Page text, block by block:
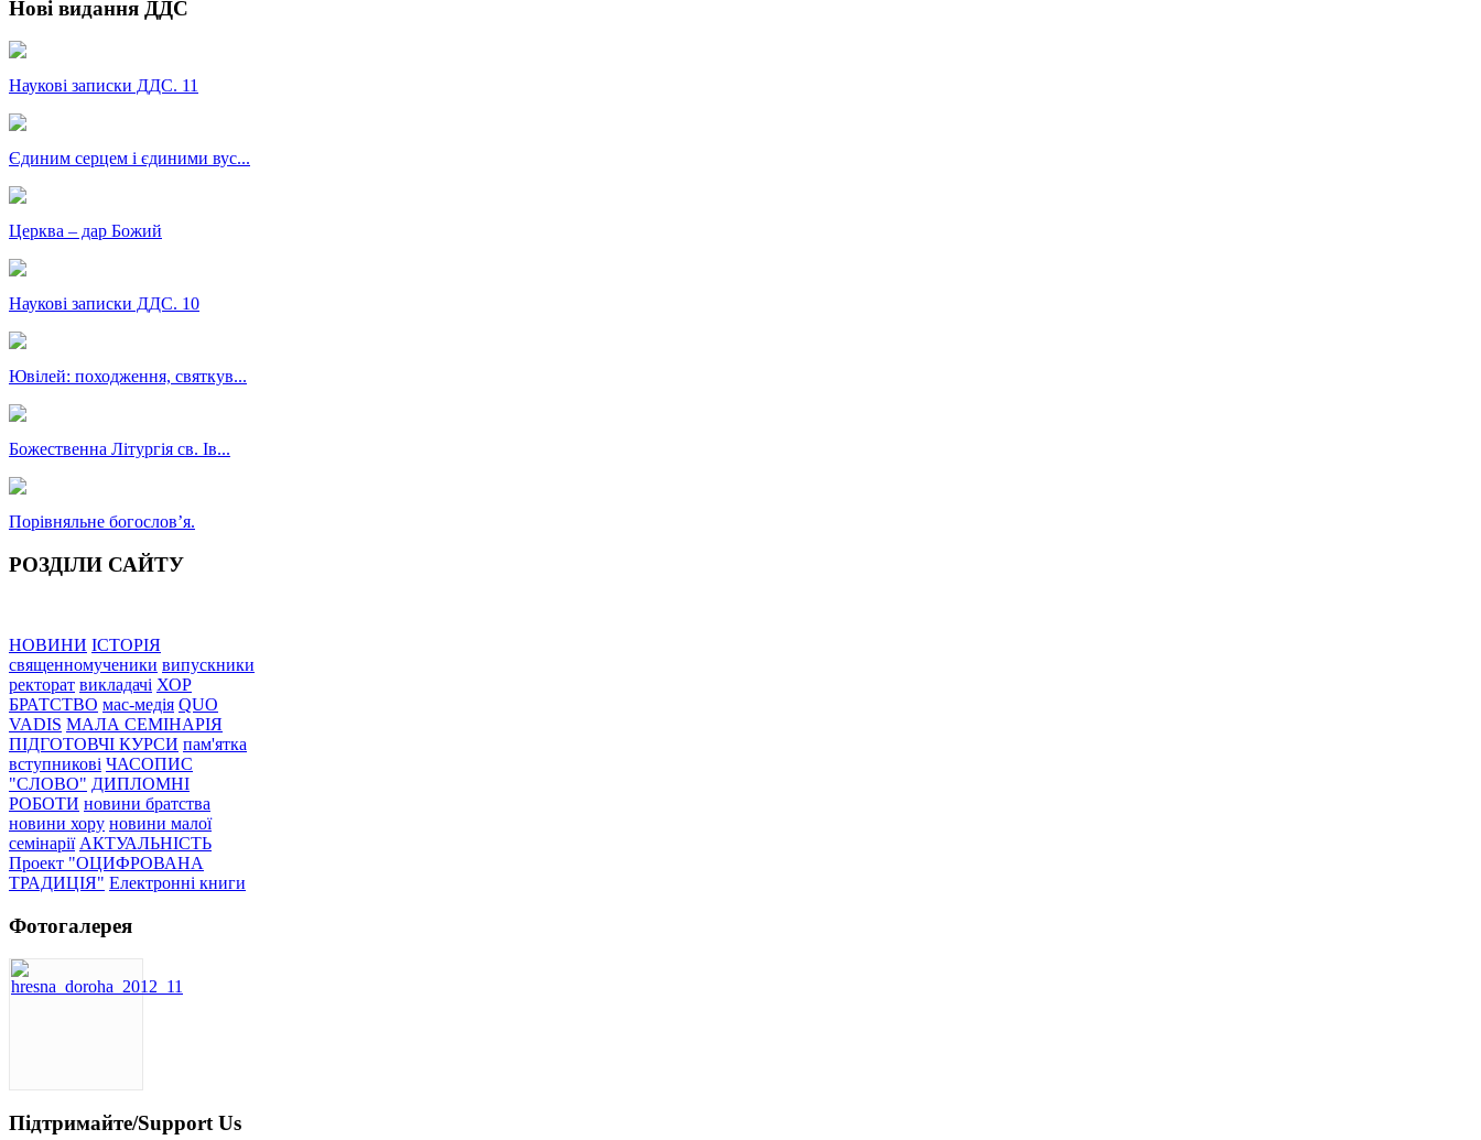
Нові видання ДДС
Наукові записки ДДС. 11
Єдиним серцем і єдиними вус...
Церква – дар Божий
Наукові записки ДДС. 10
Ювілей: походження, святкув...
Божественна Літургія св. Ів...
Порівняльне богословʼя.
РОЗДІЛИ САЙТУ
НОВИНИ ІСТОРІЯ
священномученики випускники
ректорат викладачі ХОР
БРАТСТВО мас-медія QUO
VADIS МАЛА СЕМІНАРІЯ
ПІДГОТОВЧІ КУРСИ пам'ятка
вступникові ЧАСОПИС
"СЛОВО" ДИПЛОМНІ
РОБОТИ новини братства
новини хору новини малої
семінарії АКТУАЛЬНІСТЬ
Проект "ОЦИФРОВАНА
ТРАДИЦІЯ" Електронні книги
Фотогалерея
Підтримайте/Support Us